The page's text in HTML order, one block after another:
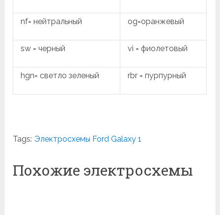
nf= нейтральный og=оранжевый
sw = черный vi = фиолетовый
hgn= светло зеленый rbr = пурпурный
Tags: Электросхемы Ford Galaxy 1
Похожие электросхемы